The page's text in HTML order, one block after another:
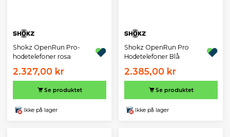
Shokz OpenRun Pro-
hodetelefoner rosa
2.327,00 kr
Se produktet
Ikke på lager
Shokz OpenRun Pro
Hodetelefoner Blå
2.385,00 kr
Se produktet
Ikke på lager